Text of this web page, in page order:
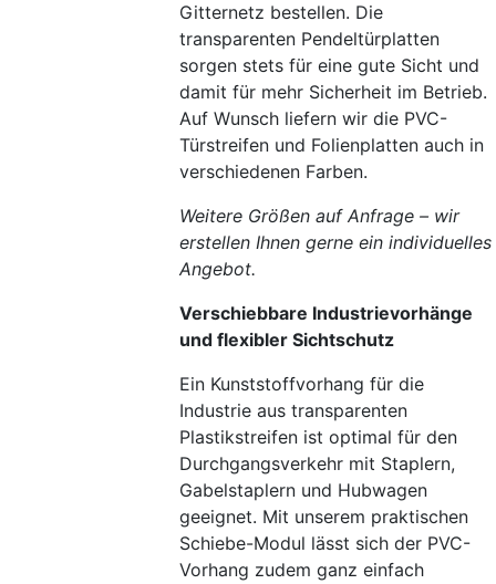
Gitternetz bestellen. Die
transparenten Pendeltürplatten
sorgen stets für eine gute Sicht und
damit für mehr Sicherheit im Betrieb.
Auf Wunsch liefern wir die PVC-
Türstreifen und Folienplatten auch in
verschiedenen Farben.
Weitere Größen auf Anfrage – wir
erstellen Ihnen gerne ein individuelles
Angebot.
Verschiebbare Industrievorhänge
und flexibler Sichtschutz
Ein Kunststoffvorhang für die
Industrie aus transparenten
Plastikstreifen ist optimal für den
Durchgangsverkehr mit Staplern,
Gabelstaplern und Hubwagen
geeignet. Mit unserem praktischen
Schiebe-Modul lässt sich der PVC-
Vorhang zudem ganz einfach